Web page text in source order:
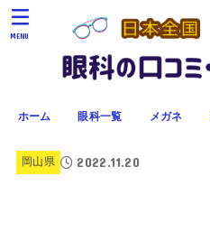
ホーム 眼科一覧 メガネ
MENU
岡山県 2022.11.20